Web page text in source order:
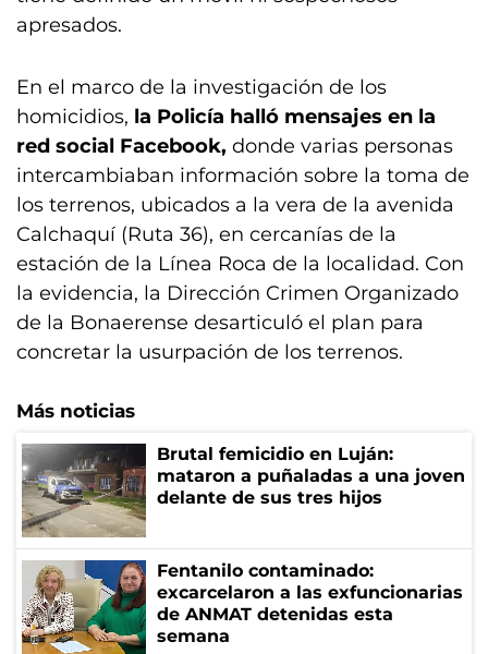
apresados.
En el marco de la investigación de los
homicidios, la Policía halló mensajes en la
red social Facebook, donde varias personas
intercambiaban información sobre la toma de
los terrenos, ubicados a la vera de la avenida
Calchaquí (Ruta 36), en cercanías de la
estación de la Línea Roca de la localidad. Con
la evidencia, la Dirección Crimen Organizado
de la Bonaerense desarticuló el plan para
concretar la usurpación de los terrenos.
Más noticias
Brutal femicidio en Luján:
mataron a puñaladas a una joven
delante de sus tres hijos
Fentanilo contaminado:
excarcelaron a las exfuncionarias
de ANMAT detenidas esta
semana